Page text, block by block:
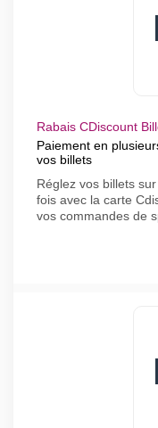
Rabais CDiscount
Paiement en
vos billets
Réglez vos billets
fois avec la carte
vos commandes de